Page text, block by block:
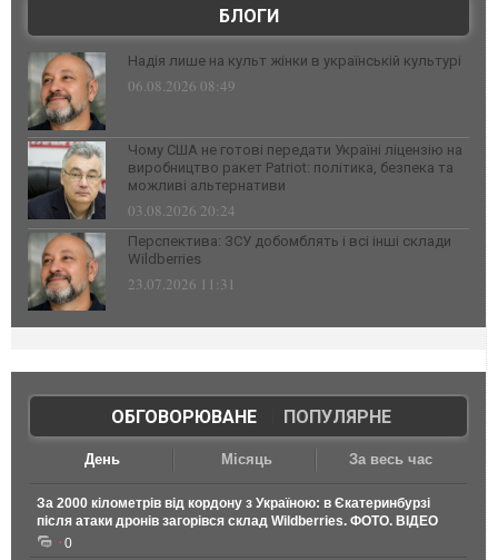
БЛОГИ
Надія лише на культ жінки в українській культурі
06.08.2026 08:49
Чому США не готові передати Україні ліцензію на
виробництво ракет Patriot: політика, безпека та
можливі альтернативи
03.08.2026 20:24
Перспектива: ЗСУ добомблять і всі інші склади
Wildberries
23.07.2026 11:31
ОБГОВОРЮВАНЕ| ПОПУЛЯРНЕ
День Місяць За весь час
За 2000 кілометрів від кордону з Україною: в Єкатеринбурзі
після атаки дронів загорівся склад Wildberries. ФОТО. ВІДЕО
0